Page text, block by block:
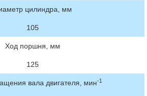
цилиндра, мм
105
Ход поршня, мм
125
вала двигателя, мин-1